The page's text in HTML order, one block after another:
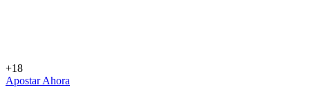
+18
Apostar Ahora